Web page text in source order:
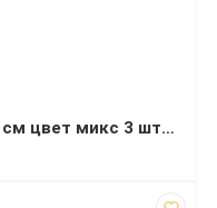
Салфетки вискозные 30х36 см цвет микс 3 штуки